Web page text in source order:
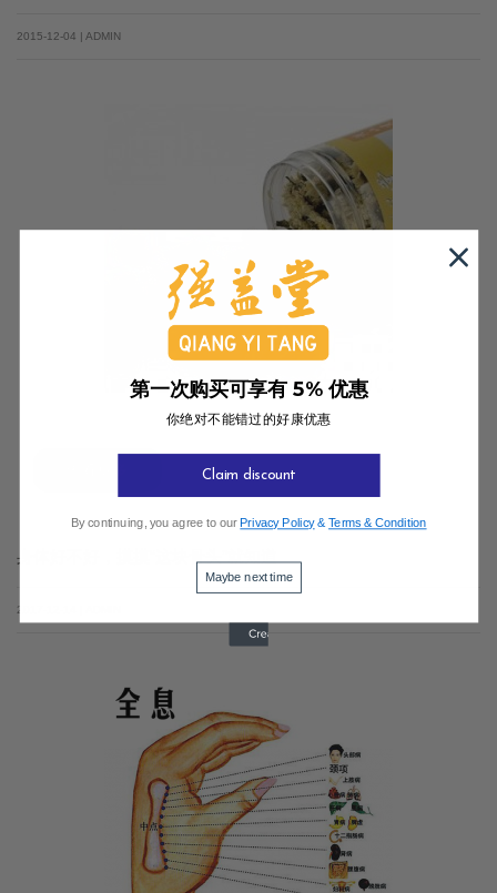
2015-12-04 | ADMIN
身体好不好，摸摸“这块骨头”就知道
2017-12-14 | ADMIN
第一次购买可享有 5% 优惠
你绝对不能错过的好康优惠
Claim discount
By continuing, you agree to our Privacy Policy&Terms & Condition
Maybe next time